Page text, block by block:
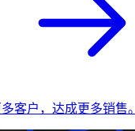
客户，达成更多销售。